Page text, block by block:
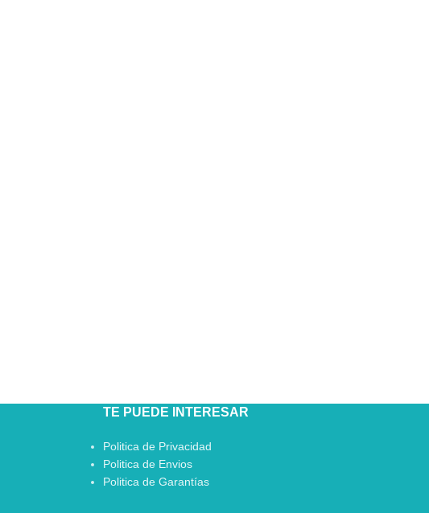
TE PUEDE INTERESAR
Politica de Privacidad
Politica de Envios
Politica de Garantías